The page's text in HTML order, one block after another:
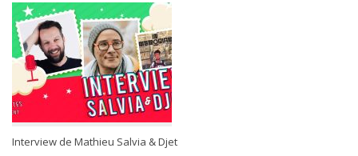
Interview de Mathieu Salvia & Djet